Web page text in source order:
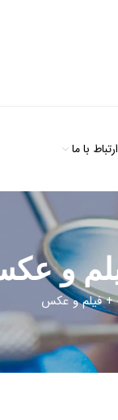
ارتباط با ما